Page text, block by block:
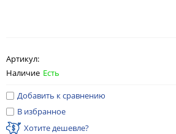
Артикул:
Наличие Есть
Добавить к сравнению
В избранное
Хотите дешевле?